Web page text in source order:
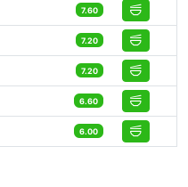
7.60
7.20
7.20
6.60
6.00